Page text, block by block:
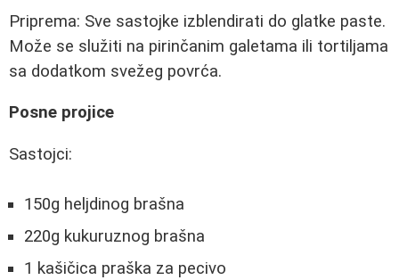
Priprema: Sve sastojke izblendirati do glatke paste.
Može se služiti na pirinčanim galetama ili tortiljama
sa dodatkom svežeg povrća.
Posne projice
Sastojci:
150g heljdinog brašna
220g kukuruznog brašna
1 kašičica praška za pecivo